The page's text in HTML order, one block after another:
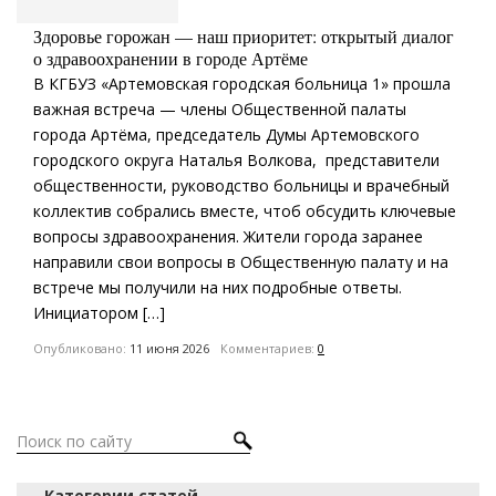
Здоровье горожан — наш приоритет: открытый диалог
о здравоохранении в городе Артёме
В КГБУЗ «Артемовская городская больница 1» прошла
важная встреча — члены Общественной палаты
города Артёма, председатель Думы Артемовского
городского округа Наталья Волкова, представители
общественности, руководство больницы и врачебный
коллектив собрались вместе, чтоб обсудить ключевые
вопросы здравоохранения. Жители города заранее
направили свои вопросы в Общественную палату и на
встрече мы получили на них подробные ответы.
Инициатором […]
Опубликовано: 11 июня 2026 Комментариев: 0